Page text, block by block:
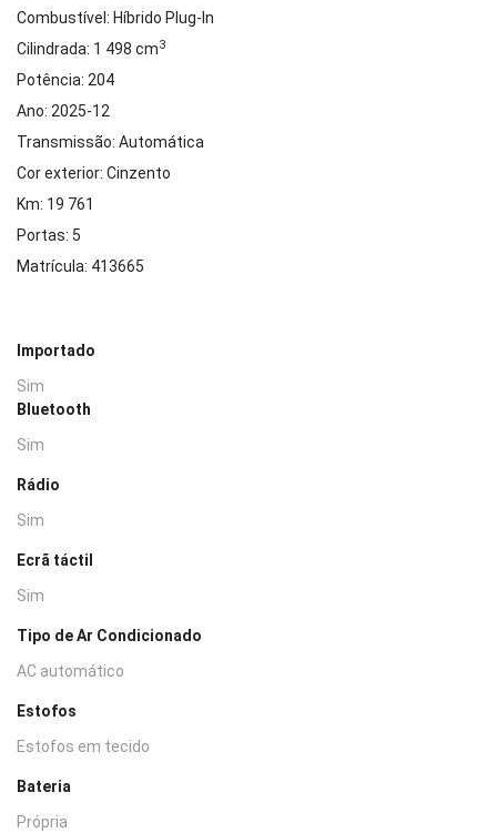
Combustível: Híbrido Plug-In
Cilindrada: 1 498 cm3
Potência: 204
Ano: 2025-12
Transmissão: Automática
Cor exterior: Cinzento
Km: 19 761
Portas: 5
Matrícula: 413665
Importado
Sim
Bluetooth
Sim
Rádio
Sim
Ecrã táctil
Sim
Tipo de Ar Condicionado
AC automático
Estofos
Estofos em tecido
Bateria
Própria